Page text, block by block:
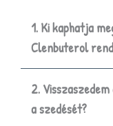
1. Ki kaphatja
Clenbuterol
2.
a szedését?